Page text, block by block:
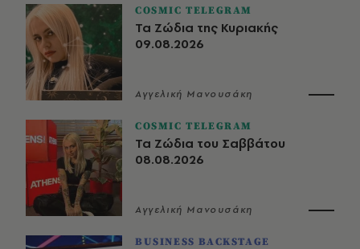
COSMIC TELEGRAM
Τα Ζώδια της Κυριακής
09.08.2026
Αγγελική Μανουσάκη
COSMIC TELEGRAM
Τα Ζώδια του Σαββάτου
08.08.2026
Αγγελική Μανουσάκη
BUSINESS BACKSTAGE